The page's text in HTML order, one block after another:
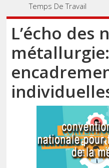
Temps De Travail
L’écho des